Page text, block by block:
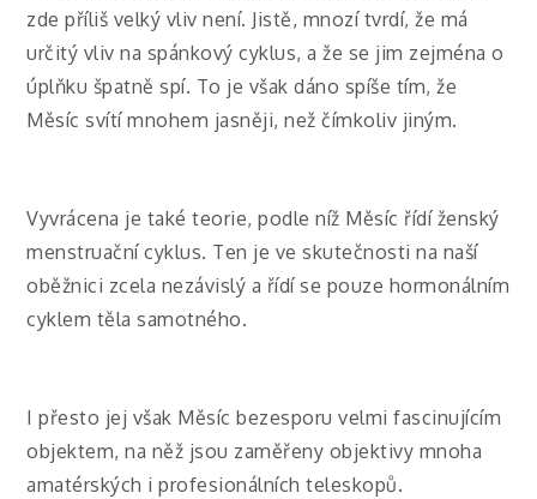
zde příliš velký vliv není. Jistě, mnozí tvrdí, že má
určitý vliv na spánkový cyklus, a že se jim zejména o
úplňku špatně spí. To je však dáno spíše tím, že
Měsíc svítí mnohem jasněji, než čímkoliv jiným.
Vyvrácena je také teorie, podle níž Měsíc řídí ženský
menstruační cyklus. Ten je ve skutečnosti na naší
oběžnici zcela nezávislý a řídí se pouze hormonálním
cyklem těla samotného.
I přesto jej však Měsíc bezesporu velmi fascinujícím
objektem, na něž jsou zaměřeny objektivy mnoha
amatérských i profesionálních teleskopů.